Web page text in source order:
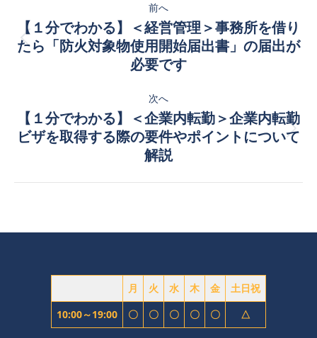
稿
ナ
ゲ
ー
前へ
前
の
投
稿:
【１分でわかる】＜経営管理＞事務所を借り
たら「防火対象物使用開始届出書」の届出が
必要です
次へ
次
の
投
稿:
【１分でわかる】＜企業内転勤＞企業内転勤
ビザを取得する際の要件やポイントについて
解説
月 火 水 木 金
土日祝
10:00～19:00
〇 〇 〇 〇 〇 △